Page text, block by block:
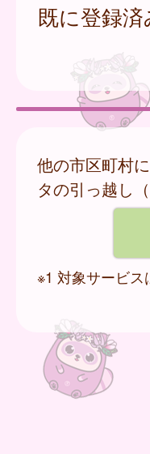
既に登録
他の市区町村
タの引っ越し
※1 対象サービ